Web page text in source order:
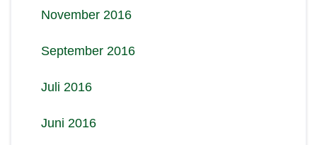
November 2016
September 2016
Juli 2016
Juni 2016